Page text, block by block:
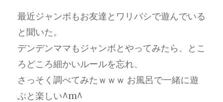
最近ジャンボもお友達とワリバシで遊んでいる
と聞いた。
デンデンママもジャンボとやってみたら、とこ
ろどころ細かいルールを忘れ、
さっそく調べてみたｗｗｗ お風呂で一緒に遊
ぶと楽しい^m^